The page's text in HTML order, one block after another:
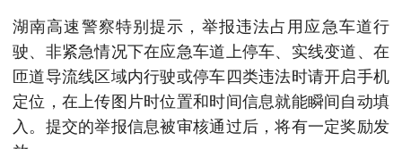
湖南高速警察特别提示，举报违法占用应急车道行
驶、非紧急情况下在应急车道上停车、实线变道、在
匝道导流线区域内行驶或停车四类违法时请开启手机
定位，在上传图片时位置和时间信息就能瞬间自动填
入。提交的举报信息被审核通过后，将有一定奖励发